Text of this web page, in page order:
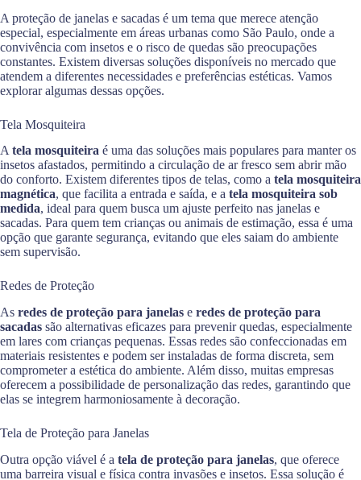
A proteção de janelas e sacadas é um tema que merece atenção
especial, especialmente em áreas urbanas como São Paulo, onde a
convivência com insetos e o risco de quedas são preocupações
constantes. Existem diversas soluções disponíveis no mercado que
atendem a diferentes necessidades e preferências estéticas. Vamos
explorar algumas dessas opções.
Tela Mosquiteira
A tela mosquiteira é uma das soluções mais populares para manter os
insetos afastados, permitindo a circulação de ar fresco sem abrir mão
do conforto. Existem diferentes tipos de telas, como a tela mosquiteira
magnética, que facilita a entrada e saída, e a tela mosquiteira sob
medida, ideal para quem busca um ajuste perfeito nas janelas e
sacadas. Para quem tem crianças ou animais de estimação, essa é uma
opção que garante segurança, evitando que eles saiam do ambiente
sem supervisão.
Redes de Proteção
As redes de proteção para janelas e redes de proteção para
sacadas são alternativas eficazes para prevenir quedas, especialmente
em lares com crianças pequenas. Essas redes são confeccionadas em
materiais resistentes e podem ser instaladas de forma discreta, sem
comprometer a estética do ambiente. Além disso, muitas empresas
oferecem a possibilidade de personalização das redes, garantindo que
elas se integrem harmoniosamente à decoração.
Tela de Proteção para Janelas
Outra opção viável é a tela de proteção para janelas, que oferece
uma barreira visual e física contra invasões e insetos. Essa solução é